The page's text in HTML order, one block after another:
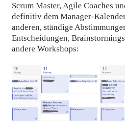
Scrum Master, Agile Coaches
definitiv dem Manager-
anderen, ständige
Entscheidungen,
andere Workshops: